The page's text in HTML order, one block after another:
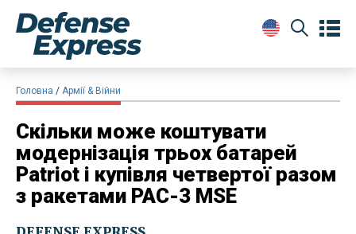
Головна Армії & Війни
Скільки може коштувати
модернізація трьох батарей
Patriot і купівля четвертої разом
з ракетами PAC-3 MSE